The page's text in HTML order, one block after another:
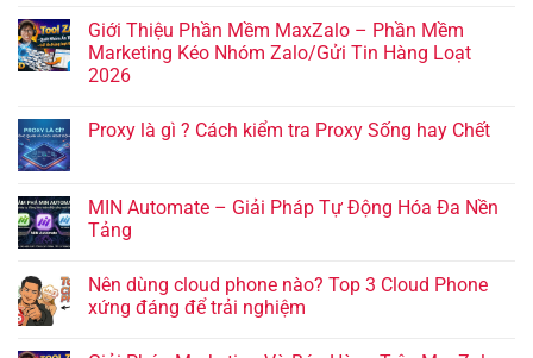
Giới Thiệu Phần Mềm MaxZalo – Phần Mềm
Marketing Kéo Nhóm Zalo/Gửi Tin Hàng Loạt
2026
Proxy là gì ? Cách kiểm tra Proxy Sống hay Chết
MIN Automate – Giải Pháp Tự Động Hóa Đa Nền
Tảng
Nên dùng cloud phone nào? Top 3 Cloud Phone
xứng đáng để trải nghiệm